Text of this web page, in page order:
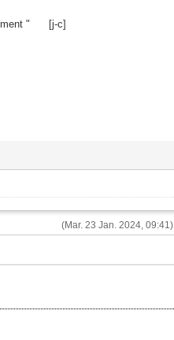
" [j-c]
(Mar. 23 Jan. 2024, 09:41)